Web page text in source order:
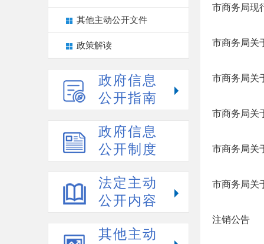
其他主动公开文件
政策解读
政府信息
公开指南
政府信息
公开制度
法定主动
公开内容
其他主动
市商务局现
市商务局关
市商务局关
市商务局关
市商务局关
市商务局关
注销公告